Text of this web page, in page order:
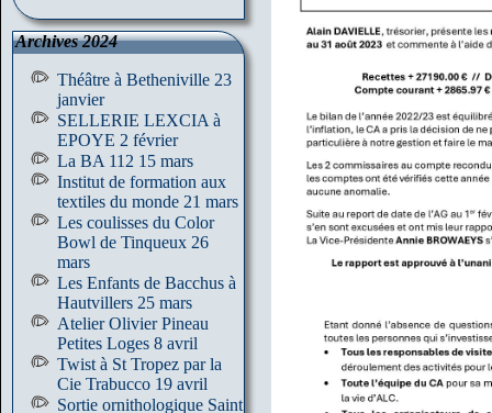
Archives 2024
Théâtre à Betheniville 23
janvier
SELLERIE LEXCIA à
EPOYE 2 février
La BA 112 15 mars
Institut de formation aux
textiles du monde 21 mars
Les coulisses du Color
Bowl de Tinqueux 26
mars
Les Enfants de Bacchus à
Hautvillers 25 mars
Atelier Olivier Pineau
Petites Loges 8 avril
Twist à St Tropez par la
Cie Trabucco 19 avril
Sortie ornithologique Saint